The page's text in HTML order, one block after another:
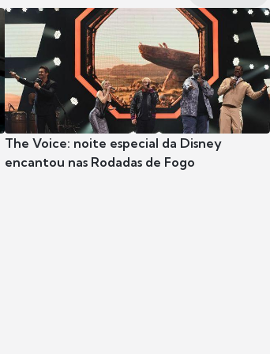
The Voice: noite especial da Disney
encantou nas Rodadas de Fogo